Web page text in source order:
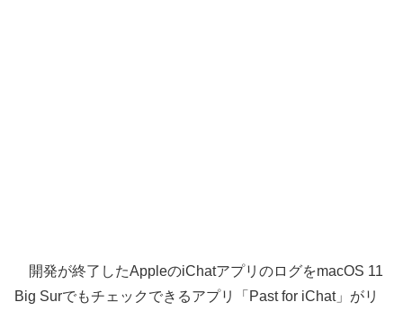
開発が終了したAppleのiChatアプリのログをmacOS 11
Big Surでもチェックできるアプリ「Past for iChat」がリ